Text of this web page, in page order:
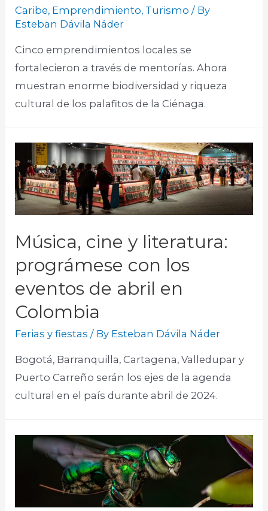
Caribe, Emprendimiento, Turismo / By
Esteban Dávila Náder
Cinco emprendimientos locales se
fortalecieron a través de mentorías. Ahora
muestran enorme biodiversidad y riqueza
cultural de los palafitos de la Ciénaga.
Música, cine y literatura:
prográmese con los
eventos de abril en
Colombia
Ferias y fiestas / By Esteban Dávila Náder
Bogotá, Barranquilla, Cartagena, Valledupar y
Puerto Carreño serán los ejes de la agenda
cultural en el país durante abril de 2024.